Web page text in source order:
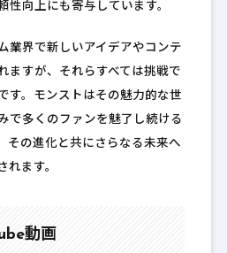
性向上にも寄与しています。
業界で新しいアイデアやコンテ
ますが、それらすべては挑戦で
す。モンストはその魅力的な世
で多くのファンを魅了し続ける
その進化と共にさらなる未来へ
れます。
動画